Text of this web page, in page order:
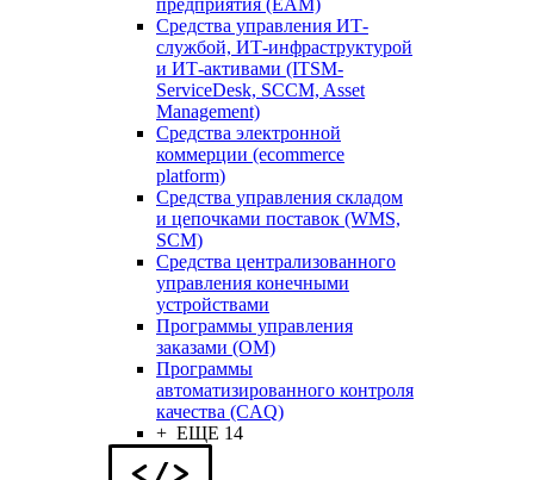
Средства управления ИТ-
службой, ИТ-инфраструктурой
и ИТ-активами (ITSM-
ServiceDesk, SCCM, Asset
Management)
Средства электронной
коммерции (ecommerce
platform)
Средства управления складом
и цепочками поставок (WMS,
SCM)
Средства централизованного
управления конечными
устройствами
Программы управления
заказами (OM)
Программы
автоматизированного контроля
качества (CAQ)
+ ЕЩЕ 14